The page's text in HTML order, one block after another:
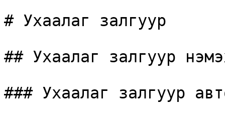
# Ухаалаг залгуур
## Ухаалаг залгуур
### Ухаалаг залгуур